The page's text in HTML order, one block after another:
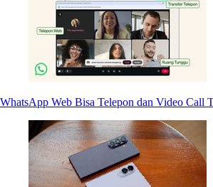
WhatsApp Web Bisa Telepon dan Video Call